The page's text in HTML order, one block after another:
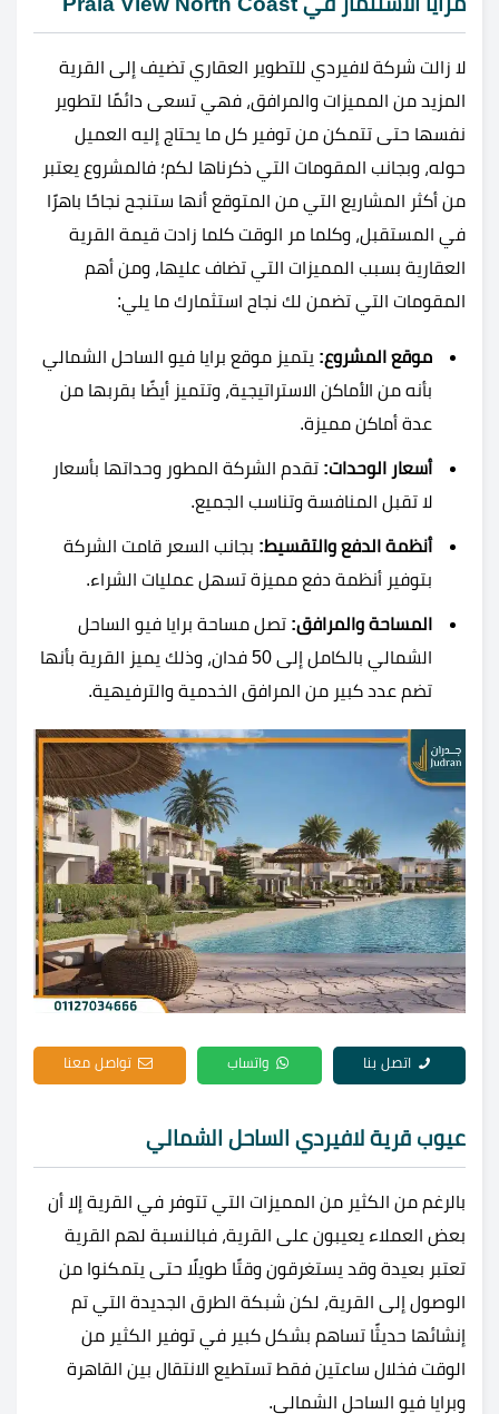
لا زالت شركة لافيردي للتطوير العقاري تضيف إلى القرية
المزيد من المميزات والمرافق، فهي تسعى دائمًا لتطوير
نفسها حتى تتمكن من توفير كل ما يحتاج إليه العميل
حوله، وبجانب المقومات التي ذكرناها لكم؛ فالمشروع يعتبر
من أكثر المشاريع التي من المتوقع أنها ستنجح نجاحًا باهرًا
في المستقبل، وكلما مر الوقت كلما زادت قيمة القرية
العقارية بسبب المميزات التي تضاف عليها، ومن أهم
المقومات التي تضمن لك نجاح استثمارك ما يلي:
موقع المشروع: يتميز موقع برايا فيو الساحل الشمالي
بأنه من الأماكن الاستراتيجية، وتتميز أيضًا بقربها من
عدة أماكن مميزة.
أسعار الوحدات: تقدم الشركة المطور وحداتها بأسعار
لا تقبل المنافسة وتناسب الجميع.
أنظمة الدفع والتقسيط: بجانب السعر قامت الشركة
بتوفير أنظمة دفع مميزة تسهل عمليات الشراء.
المساحة والمرافق: تصل مساحة برايا فيو الساحل
الشمالي
بالكامل إلى 50 فدان، وذلك يميز القرية بأنها
تضم عدد كبير من المرافق الخدمية والترفيهية.
اتصل بنا واتساب تواصل معنا
عيوب قرية لافيردي الساحل الشمالي
بالرغم من الكثير من المميزات التي تتوفر في القرية إلا أن
بعض العملاء يعيبون على القرية، فبالنسبة لهم القرية
تعتبر بعيدة وقد يستغرقون وقتًا طويلًا حتى يتمكنوا من
الوصول إلى القرية، لكن شبكة الطرق الجديدة التي تم
إنشائها حديثًا تساهم بشكل كبير في توفير الكثير من
الوقت فخلال ساعتين فقط تستطيع الانتقال بين القاهرة
وبرايا فيو الساحل الشمالي.